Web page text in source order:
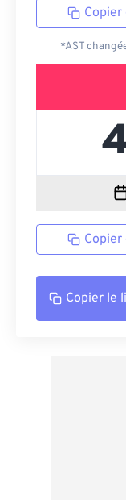
Copier
*AST
Copier
Copier le